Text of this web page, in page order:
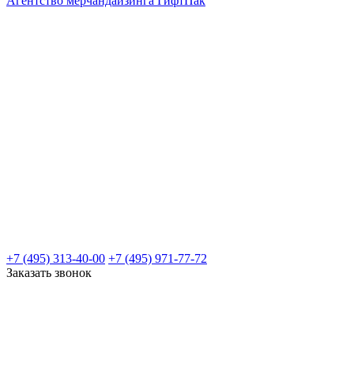
+7 (495) 313-40-00 +7 (495) 971-77-72
Заказать звонок